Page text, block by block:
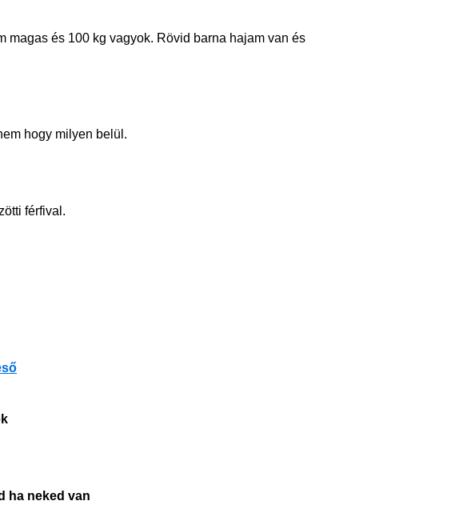
magas és 100 kg vagyok. Rövid barna hajam van és
hogy milyen belül.
férfival.
ha neked van